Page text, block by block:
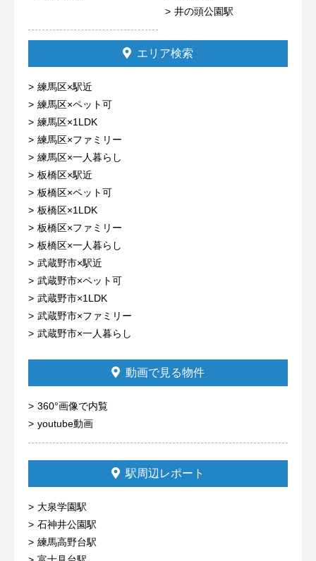
井の頭公園駅
エリア検索
練馬区×駅近
練馬区×ペット可
練馬区×1LDK
練馬区×ファミリー
練馬区×一人暮らし
板橋区×駅近
板橋区×ペット可
板橋区×1LDK
板橋区×ファミリー
板橋区×一人暮らし
武蔵野市×駅近
武蔵野市×ペット可
武蔵野市×1LDK
武蔵野市×ファミリー
武蔵野市×一人暮らし
動画で見る物件
360°画像で内覧
youtube動画
駅周辺レポート
大泉学園駅
石神井公園駅
練馬高野台駅